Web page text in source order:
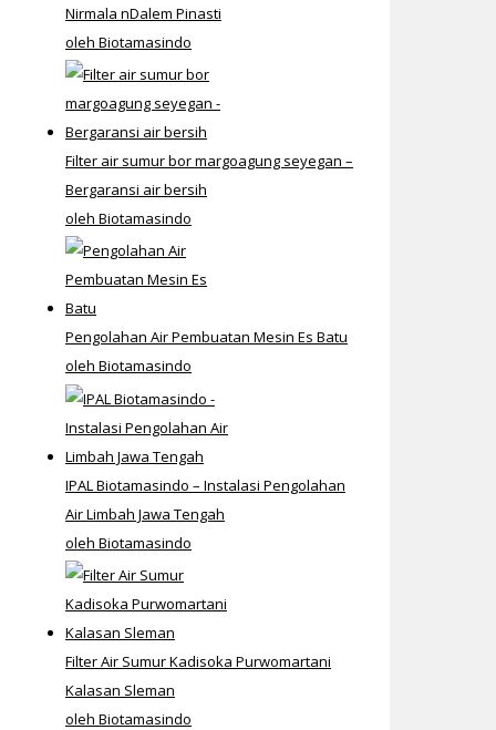
Nirmala nDalem Pinasti
oleh Biotamasindo
Filter air sumur bor margoagung seyegan –
Bergaransi air bersih
oleh Biotamasindo
Pengolahan Air Pembuatan Mesin Es Batu
oleh Biotamasindo
IPAL Biotamasindo – Instalasi Pengolahan
Air Limbah Jawa Tengah
oleh Biotamasindo
Filter Air Sumur Kadisoka Purwomartani
Kalasan Sleman
oleh Biotamasindo